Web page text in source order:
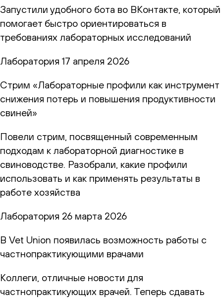
Запустили удобного бота во ВКонтакте, который
помогает быстро ориентироваться в
требованиях лабораторных исследований
Лаборатория 17 апреля 2026
Стрим «Лабораторные профили как инструмент
снижения потерь и повышения продуктивности
свиней»
Повели стрим, посвященный современным
подходам к лабораторной диагностике в
свиноводстве. Разобрали, какие профили
использовать и как применять результаты в
работе хозяйства
Лаборатория 26 марта 2026
В Vet Union появилась возможность работы с
частнопрактикующими врачами
Коллеги, отличные новости для
частнопрактикующих врачей. Теперь сдавать